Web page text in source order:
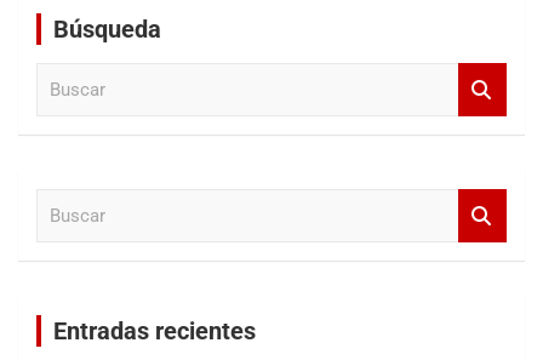
Búsqueda
Entradas recientes